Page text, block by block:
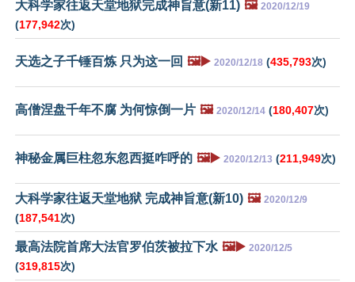
大科学家往返天堂地狱完成神旨意(新11) 🖼️ 2020/12/19
(177,942次)
天选之子千锤百炼 只为这一回 🖼️▶️ 2020/12/18 (435,793次)
高僧涅盘千年不腐 为何惊倒一片 🖼️ 2020/12/14 (180,407次)
神秘金属巨柱忽东忽西挺咋呼的 🖼️▶️ 2020/12/13 (211,949次)
大科学家往返天堂地狱 完成神旨意(新10) 🖼️ 2020/12/9
(187,541次)
最高法院首席大法官罗伯茨被拉下水 🖼️▶️ 2020/12/5
(319,815次)